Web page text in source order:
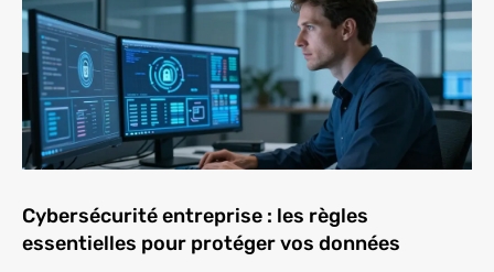
Cybersécurité entreprise : les règles
essentielles pour protéger vos données